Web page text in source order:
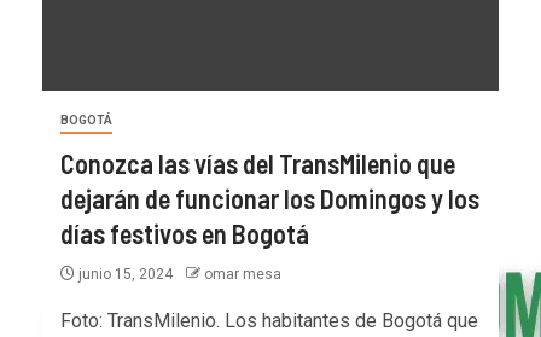
BOGOTÁ
Conozca las vías del TransMilenio que
dejarán de funcionar los Domingos y los
días festivos en Bogotá
junio 15, 2024 omar mesa
Foto: TransMilenio. Los habitantes de Bogotá que